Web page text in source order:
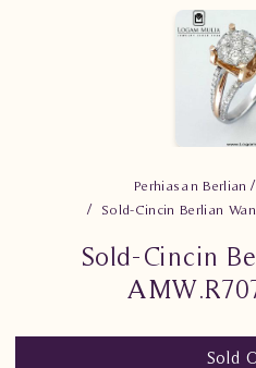
Perhiasan Berlian
Sold-Cincin Berlian
Sold-Cincin
Sold